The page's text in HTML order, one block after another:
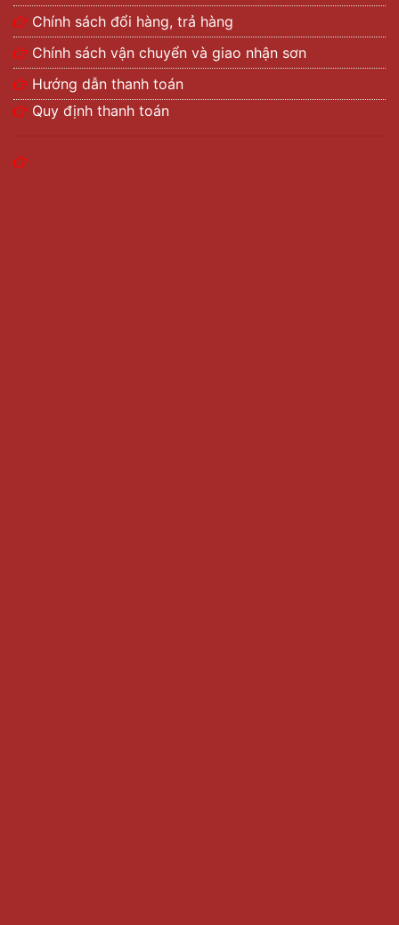
Chính sách đổi hàng, trả hàng
Chính sách vận chuyển và giao nhận sơn
Hướng dẫn thanh toán
Quy định thanh toán